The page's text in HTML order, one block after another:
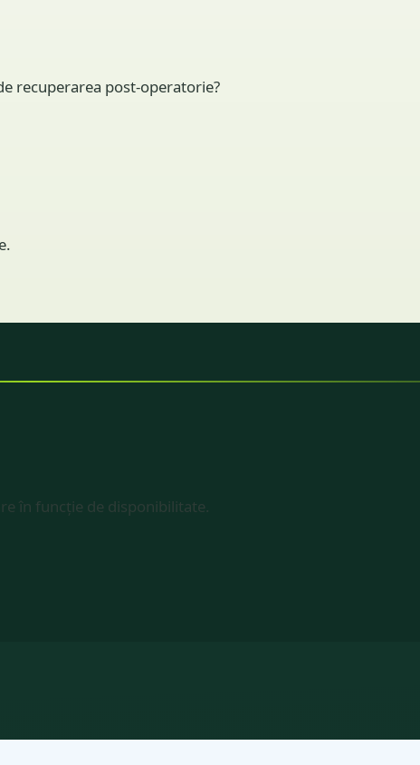
recuperarea post-operatorie?
în funcție de disponibilitate.